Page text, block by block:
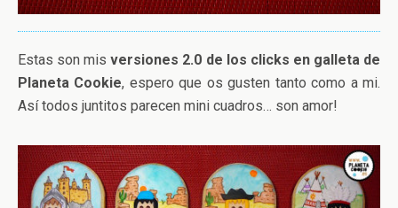
Estas son misversiones 2.0 de los clicks en galleta de
Planeta Cookie, espero que os gusten tanto como a mi.
Así todos juntitos parecen mini cuadros… son amor!